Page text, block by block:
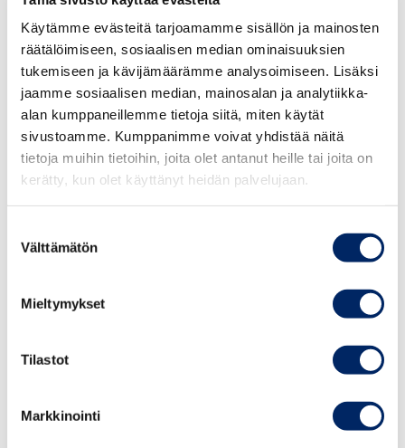
Käytämme evästeitä tarjoamamme sisällön ja mainosten
räätälöimiseen, sosiaalisen median ominaisuuksien
tukemiseen ja kävijämäärämme analysoimiseen. Lisäksi
jaamme sosiaalisen median, mainosalan ja analytiikka-
alan kumppaneillemme tietoja siitä, miten käytät
sivustoamme. Kumppanimme voivat yhdistää näitä
tietoja muihin tietoihin, joita olet antanut heille tai joita on
kerätty, kun olet käyttänyt heidän palvelujaan.
valinta
Välttämätön
Mieltymykset
Tilastot
Markkinointi
ICC:n sääntöjä sovelletaan kaikkeen
markkinointiviestintään, jonka tarkoituksena on tavaran
tai palvelun myynnin edistäminen. Markkinoinnin
käsitettä tulkitaan laajasti. Se tarkoittaa kaikkia viestinnän
muotoja, joita markkinoija itse tai joku hänen lukuunsa
harjoittaa ja joiden ensisijaisena tarkoituksena on
tuotteen myynninedistäminen tai kuluttajien
käyttäytymiseen vaikuttaminen mainitussa
tarkoituksessa.
IRR-TV ry:n mukaan Mahdollisuus Muutokseen –
neuvosto toteaa, että viestinnän painopiste on selvästi
uskonnollinen. Kuitenkin ulkomainoksessa mainittu
verkkosivusto koemuutos.fi osoittaa, että toiminnassa
on myös kaupallinen puoli, sillä kyseiseltä
www.irrtv.fi, josta voi vastiketta vastaan tilata muun